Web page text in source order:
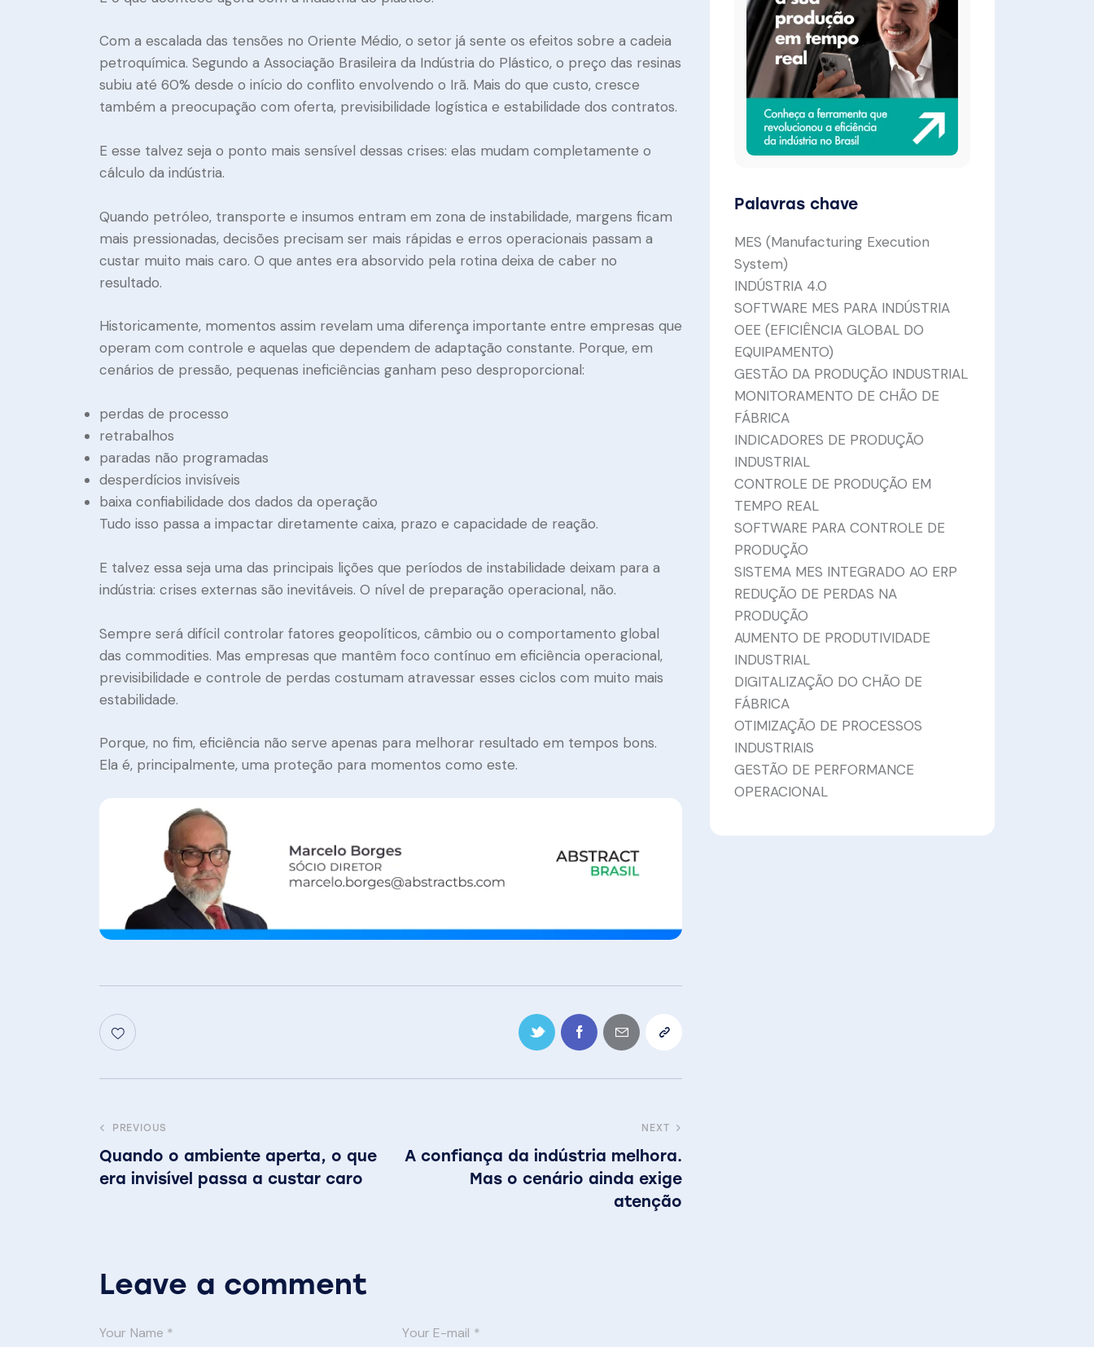
Com a escalada das tensões no Oriente Médio, o setor já sente os efeitos sobre a cadeia
petroquímica. Segundo a Associação Brasileira da Indústria do Plástico, o preço das resinas
subiu até 60% desde o início do conflito envolvendo o Irã. Mais do que custo, cresce
também a preocupação com oferta, previsibilidade logística e estabilidade dos contratos.
E esse talvez seja o ponto mais sensível dessas crises: elas mudam completamente o
cálculo da indústria.
Quando petróleo, transporte e insumos entram em zona de instabilidade, margens ficam
mais pressionadas, decisões precisam ser mais rápidas e erros operacionais passam a
custar muito mais caro. O que antes era absorvido pela rotina deixa de caber no
resultado.
Historicamente, momentos assim revelam uma diferença importante entre empresas que
operam com controle e aquelas que dependem de adaptação constante. Porque, em
cenários de pressão, pequenas ineficiências ganham peso desproporcional:
perdas de processo
retrabalhos
paradas não programadas
desperdícios invisíveis
baixa confiabilidade dos dados da operação
Tudo isso passa a impactar diretamente caixa, prazo e capacidade de reação.
E talvez essa seja uma das principais lições que períodos de instabilidade deixam para a
indústria: crises externas são inevitáveis. O nível de preparação operacional, não.
Sempre será difícil controlar fatores geopolíticos, câmbio ou o comportamento global
das commodities. Mas empresas que mantêm foco contínuo em eficiência operacional,
previsibilidade e controle de perdas costumam atravessar esses ciclos com muito mais
estabilidade.
Porque, no fim, eficiência não serve apenas para melhorar resultado em tempos bons.
Ela é, principalmente, uma proteção para momentos como este.
PREVIOUS
Quando o ambiente aperta, o que
era invisível passa a custar caro
NEXT
A confiança da indústria melhora.
Mas o cenário ainda exige
atenção
Leave a comment
Palavras chave
MES (Manufacturing Execution
System)
INDÚSTRIA 4.0
SOFTWARE MES PARA INDÚSTRIA
OEE (EFICIÊNCIA GLOBAL DO
EQUIPAMENTO)
GESTÃO DA PRODUÇÃO INDUSTRIAL
MONITORAMENTO DE CHÃO DE
FÁBRICA
INDICADORES DE PRODUÇÃO
INDUSTRIAL
CONTROLE DE PRODUÇÃO EM
TEMPO REAL
SOFTWARE PARA CONTROLE DE
PRODUÇÃO
SISTEMA MES INTEGRADO AO ERP
REDUÇÃO DE PERDAS NA
PRODUÇÃO
AUMENTO DE PRODUTIVIDADE
INDUSTRIAL
DIGITALIZAÇÃO DO CHÃO DE
FÁBRICA
OTIMIZAÇÃO DE PROCESSOS
INDUSTRIAIS
GESTÃO DE PERFORMANCE
OPERACIONAL